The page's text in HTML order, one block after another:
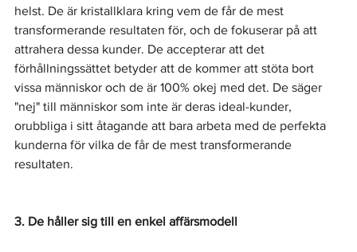
helst. De är kristallklara kring vem de får de mest
transformerande resultaten för, och de fokuserar på att
attrahera dessa kunder. De accepterar att det
förhållningssättet betyder att de kommer att stöta bort
vissa människor och de är 100% okej med det. De säger
"nej" till människor som inte är deras ideal-kunder,
orubbliga i sitt åtagande att bara arbeta med de perfekta
kunderna för vilka de får de mest transformerande
resultaten.
3. De håller sig till en enkel affärsmodell